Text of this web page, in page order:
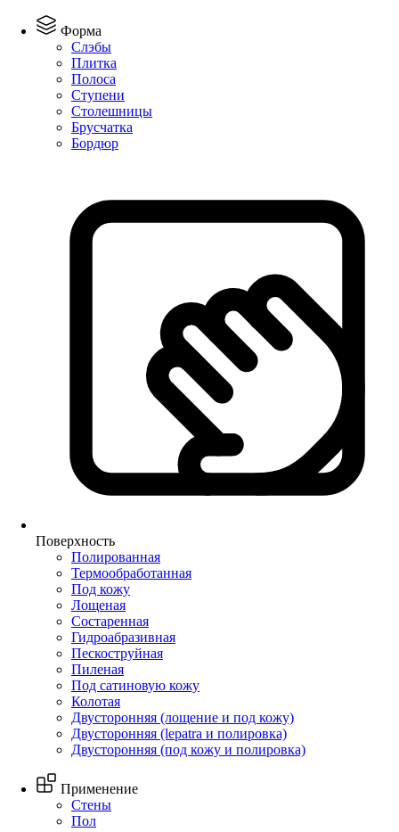
Форма
Слэбы
Плитка
Полоса
Ступени
Столешницы
Брусчатка
Бордюр
Поверхность
Полированная
Термообработанная
Под кожу
Лощеная
Состаренная
Гидроабразивная
Пескоструйная
Пиленая
Под сатиновую кожу
Колотая
Двусторонняя (лощение и под кожу)
Двусторонняя (lepatra и полировка)
Двусторонняя (под кожу и полировка)
Применение
Стены
Пол